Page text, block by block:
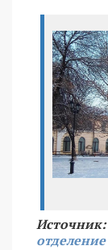
Источник:
отделение